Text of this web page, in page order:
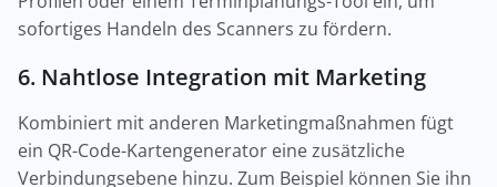
sofortiges Handeln des Scanners zu fördern.
6. Nahtlose Integration mit Marketing
Kombiniert mit anderen Marketingmaßnahmen fügt
ein QR-Code-Kartengenerator eine zusätzliche
Verbindungsebene hinzu. Zum Beispiel können Sie ihn